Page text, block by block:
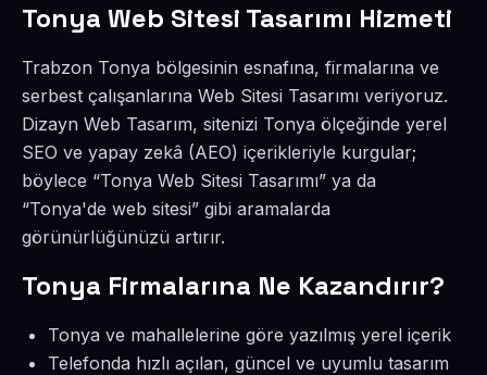
Tonya Web Sitesi Tasarımı Hizmeti
Trabzon Tonya bölgesinin esnafına, firmalarına ve
serbest çalışanlarına Web Sitesi Tasarımı veriyoruz.
Dizayn Web Tasarım, sitenizi Tonya ölçeğinde yerel
SEO ve yapay zekâ (AEO) içerikleriyle kurgular;
böylece “Tonya Web Sitesi Tasarımı” ya da
“Tonya'de web sitesi” gibi aramalarda
görünürlüğünüzü artırır.
Tonya Firmalarına Ne Kazandırır?
Tonya ve mahallelerine göre yazılmış yerel içerik
Telefonda hızlı açılan, güncel ve uyumlu tasarım